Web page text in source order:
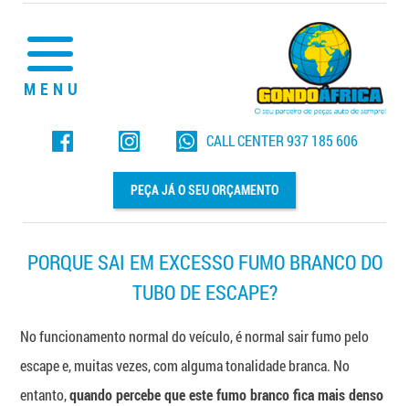
MENU
PEÇA JÁ O SEU ORÇAMENTO
CALL CENTER937 185 606
PORQUE SAI EM EXCESSO FUMO BRANCO DO
TUBO DE ESCAPE?
No funcionamento normal do veículo, é normal sair fumo pelo
escape e, muitas vezes, com alguma tonalidade branca. No
entanto,quando percebe que este fumo branco fica mais denso